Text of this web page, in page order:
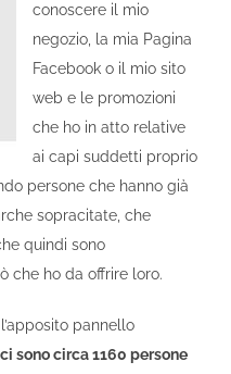
conoscere il mio
negozio, la mia Pagina
Facebook o il mio sito
web e le promozioni
che ho in atto relative
ai capi suddetti proprio
persone che hanno già
sopracitate, che
quindi sono
che ho da offrire loro.
pannello
ci sono circa 1160 persone